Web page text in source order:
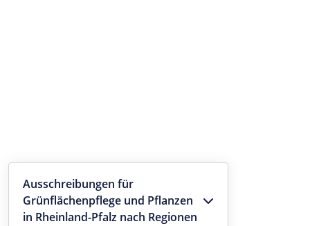
Ausschreibungen für
Grünflächenpflege und Pflanzen
in Rheinland-Pfalz nach Regionen